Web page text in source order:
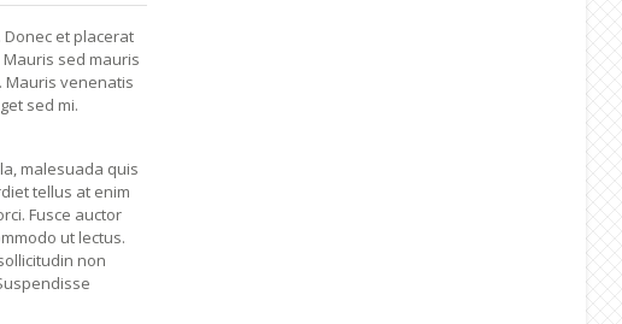
et placerat
sed mauris
Mauris venenatis
sed mi.
malesuada quis
tellus at enim
Fusce auctor
ut lectus.
non